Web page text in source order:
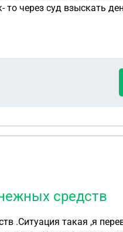
средств